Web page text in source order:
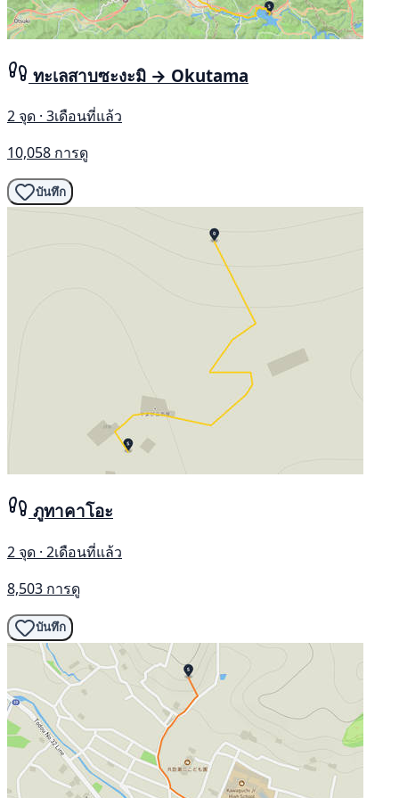
ทะเลสาบซะงะมิ → Okutama
2 จุด · 3เดือนที่แล้ว
10,058 การดู
บันทึก
ภูทาคาโอะ
2 จุด · 2เดือนที่แล้ว
8,503 การดู
บันทึก